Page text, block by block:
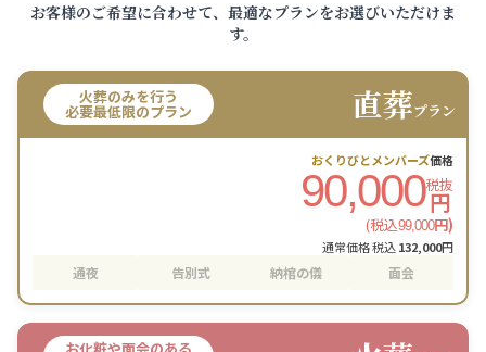
お客様のご希望に合わせて、最適なプランをお選びいただけま
す。
火葬のみを行う
必要最低限のプラン 直葬プラン
おくりびとメンバーズ価格
90,000税抜
円
(税込99,000円)
通常価格 税込132,000円
通夜 告別式 納棺の儀 面会